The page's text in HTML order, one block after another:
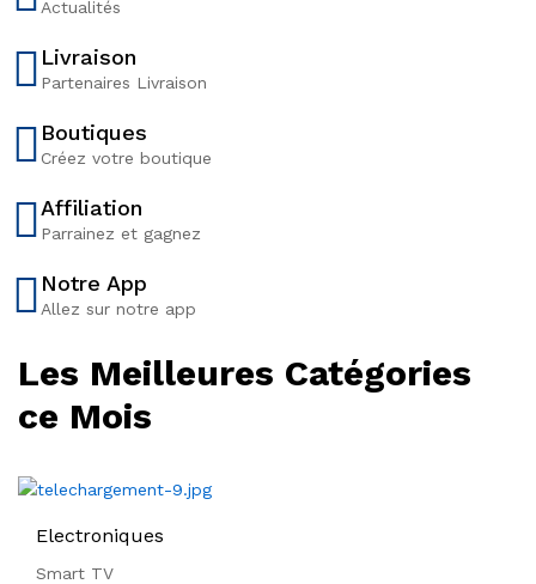
Actualités
Livraison
Partenaires Livraison
Boutiques
Créez votre boutique
Affiliation
Parrainez et gagnez
Notre App
Allez sur notre app
Les Meilleures Catégories
ce Mois
Electroniques
Smart TV